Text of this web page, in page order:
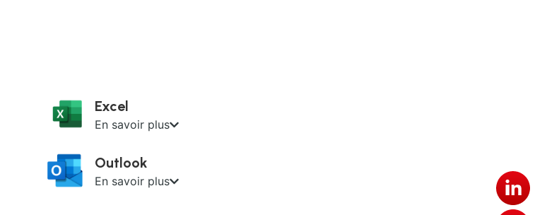
Excel
En savoir plus
Outlook
En savoir plus